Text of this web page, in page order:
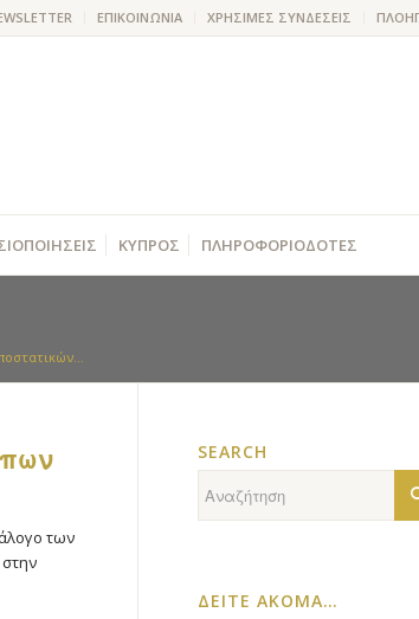
ΕΠΙΚΟΙΝΩΝΙΑ ΧΡΗΣΙΜΕΣ ΣΥΝΔΕΣΕΙΣ
ΚΥΠΡΟΣ ΠΛΗΡΟΦΟΡΙΟΔΟΤΕΣ
των
SEARCH
ΔΕΙΤΕ ΑΚΟΜΑ…